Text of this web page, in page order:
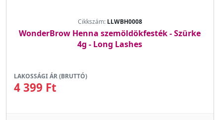
Cikkszám: LLWBH0008
WonderBrow Henna szemöldökfesték - Szürke
4g - Long Lashes
LAKOSSÁGI ÁR (BRUTTÓ)
4 399 Ft